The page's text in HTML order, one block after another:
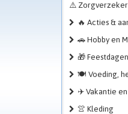
⚠️
🔥 Acties &
🚗 Hobby en
🎁 Feestdagen
🍽️ Voeding,
✈️ Vakantie
👚 Kleding